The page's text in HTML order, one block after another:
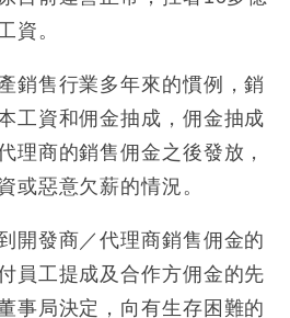
資。
銷售行業多年來的慣例，銷
工資和佣金抽成，佣金抽成
理商的銷售佣金之後發放，
或惡意欠薪的情況。
開發商／代理商銷售佣金的
員工提成及合作方佣金的先
事局決定，向有生存困難的